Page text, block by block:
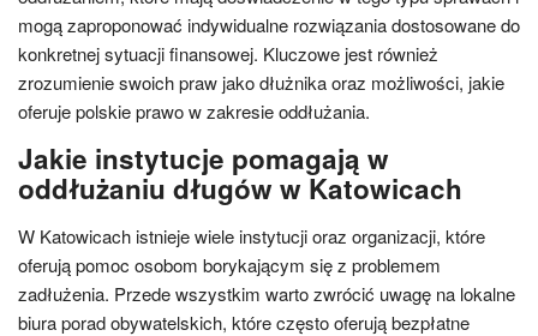
mogą zaproponować indywidualne rozwiązania dostosowane do
konkretnej sytuacji finansowej. Kluczowe jest również
zrozumienie swoich praw jako dłużnika oraz możliwości, jakie
oferuje polskie prawo w zakresie oddłużania.
Jakie instytucje pomagają w
oddłużaniu długów w Katowicach
W Katowicach istnieje wiele instytucji oraz organizacji, które
oferują pomoc osobom borykającym się z problemem
zadłużenia. Przede wszystkim warto zwrócić uwagę na lokalne
biura porad obywatelskich, które często oferują bezpłatne